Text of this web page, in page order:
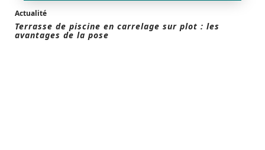
Actualité
Terrasse de piscine en carrelage sur plot : les
avantages de la pose